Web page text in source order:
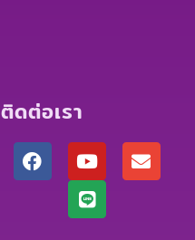
ติดต่อเรา
F
a
c
Y
o
u
t
u
E
n
v
L
i
n
e